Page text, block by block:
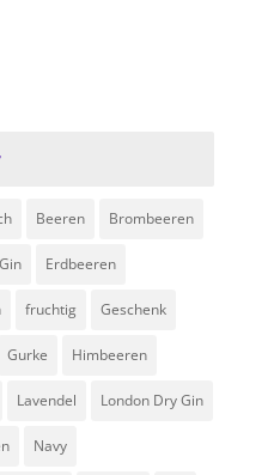
Beeren Brombeeren
Erdbeeren
fruchtig Geschenk
Gurke Himbeeren
Lavendel London Dry Gin
Navy